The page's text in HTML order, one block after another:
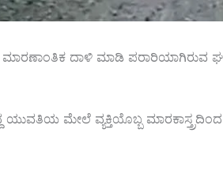
ದಾಳಿ ಮಾಡಿ ಪರಾರಿಯಾಗಿರುವ
ಯುವತಿಯ ಮೇಲೆ ವ್ಯಕ್ತಿಯೊಬ್ಬ